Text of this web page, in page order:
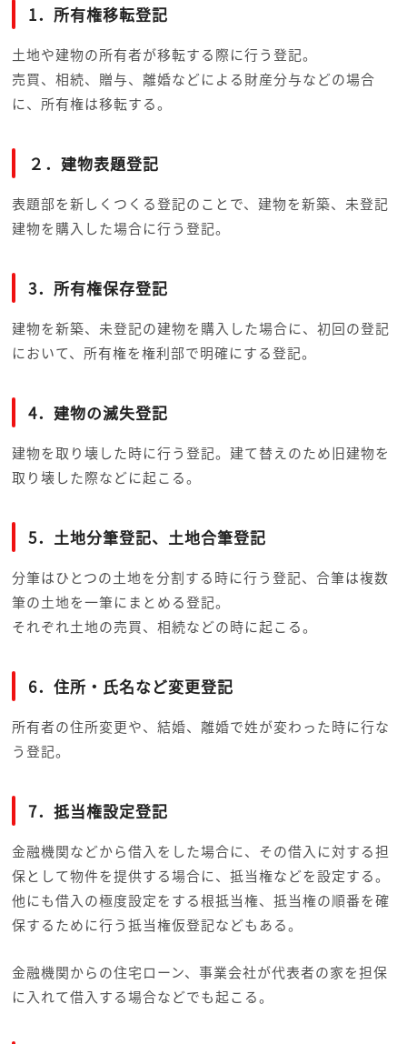
1．所有権移転登記
土地や建物の所有者が移転する際に行う登記。
売買、相続、贈与、離婚などによる財産分与などの場合
に、所有権は移転する。
２．建物表題登記
表題部を新しくつくる登記のことで、建物を新築、未登記
建物を購入した場合に行う登記。
3．所有権保存登記
建物を新築、未登記の建物を購入した場合に、初回の登記
において、所有権を権利部で明確にする登記。
4．建物の滅失登記
建物を取り壊した時に行う登記。 建て替えのため旧建物を
取り壊した際などに起こる。
5．土地分筆登記、土地合筆登記
分筆はひとつの土地を分割する時に行う登記、合筆は複数
筆の土地を一筆にまとめる登記。
それぞれ土地の売買、相続などの時に起こる。
6．住所・氏名など変更登記
所有者の住所変更や、結婚、離婚で姓が変わった時に行な
う登記。
7．抵当権設定登記
金融機関などから借入をした場合に、その借入に対する担
保として物件を提供する場合に、抵当権などを設定する。
他にも借入の極度設定をする根抵当権、抵当権の順番を確
保するために行う抵当権仮登記などもある。
金融機関からの住宅ローン、事業会社が代表者の家を担保
に入れて借入する場合などでも起こる。